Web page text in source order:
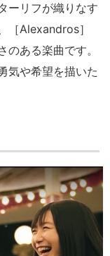
ーリフが織りなす
［Alexandros］
ある楽曲です。
気や希望を描いた